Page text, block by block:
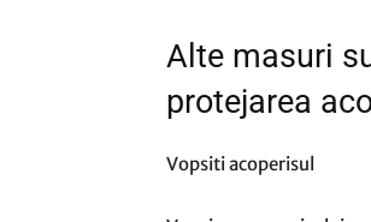
Alte masuri
protejarea
Vopsiti acoperisul